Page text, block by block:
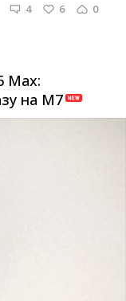
4 6 0
Max:
на M7